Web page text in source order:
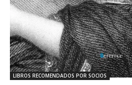
LIBROS RECOMENDADOS POR SOCIOS